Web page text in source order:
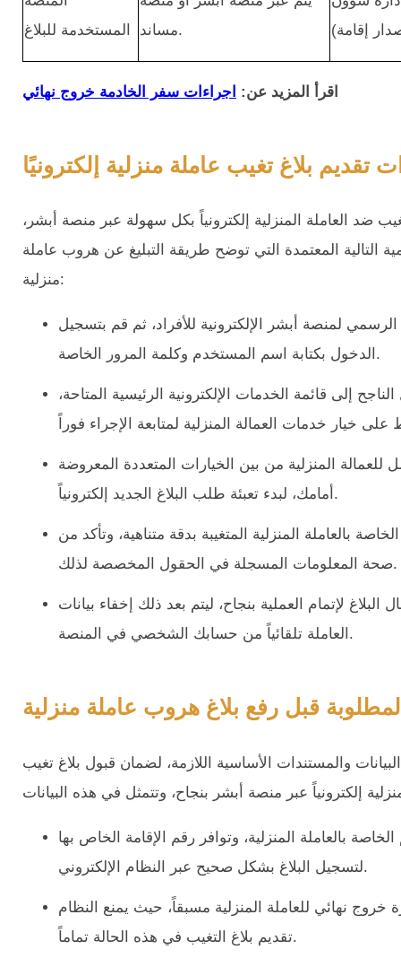
المستخدمة للبلاغ
مساند.
اقرأ المزيد عن: اجراءات سفر الخادمة خروج نهائي
تقديم بلاغ تغيب عاملة منزلية إلكترونيًا
ضد العاملة المنزلية إلكترونياً بكل سهولة عبر منصة أبشر،
التالية المعتمدة التي توضح طريقة التبليغ عن هروب عاملة
منزلية:
لمنصة أبشر الإلكترونية للأفراد، ثم قم بتسجيل
الدخول بكتابة اسم المستخدم وكلمة المرور الخاصة.
إلى قائمة الخدمات الإلكترونية الرئيسية المتاحة،
المنزلية من بين الخيارات المتعددة المعروضة
أمامك، لبدء تعبئة طلب البلاغ الجديد إلكترونياً.
بالعاملة المنزلية المتغيبة بدقة متناهية، وتأكد من
صحة المعلومات المسجلة في الحقول المخصصة لذلك.
لإتمام العملية بنجاح، ليتم بعد ذلك إخفاء بيانات
العاملة تلقائياً من حسابك الشخصي في المنصة.
قبل رفع بلاغ هروب عاملة منزلية
والمستندات الأساسية اللازمة، لضمان قبول بلاغ تغيب
بالعاملة المنزلية، وتوافر رقم الإقامة الخاص بها
لتسجيل البلاغ بشكل صحيح عبر النظام الإلكتروني.
نهائي للعاملة المنزلية مسبقاً، حيث يمنع النظام
تقديم بلاغ التغيب في هذه الحالة تماماً.